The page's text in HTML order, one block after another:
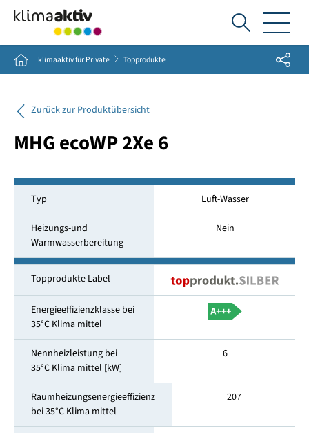
Ich
suche...
Home klimaaktiv für Private Topprodukte Share
Zurück zur Produktübersicht
MHG ecoWP 2Xe 6
Typ Luft-Wasser
Heizungs-und
Warmwasserbereitung
Nein
Topprodukte Label
Energieeffizienzklasse bei
35°C Klima mittel
Nennheizleistung bei
35°C Klima mittel [kW]
6
Raumheizungsenergieeffizienz
bei 35°C Klima mittel
207